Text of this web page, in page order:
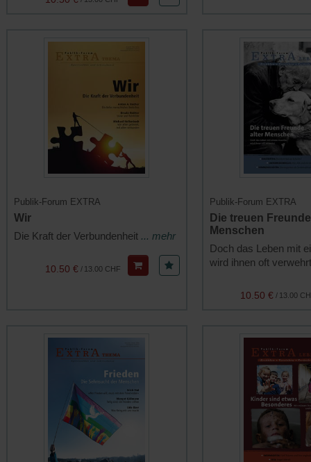
Publik-Forum EXTRA
Wir
Die Kraft der Verbundenheit ... mehr
13.00 CHF
/
10.50 €
Publik-Forum EXTRA
Die treuen
Menschen
Doch das Leben mit
wird ihnen oft
13.00
/
10.50 €